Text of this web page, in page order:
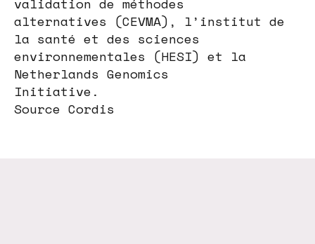
validation de méthodes
alternatives (CEVMA), l’institut de
la santé et des sciences
environnementales (HESI) et la
Netherlands Genomics
Initiative.
Source Cordis